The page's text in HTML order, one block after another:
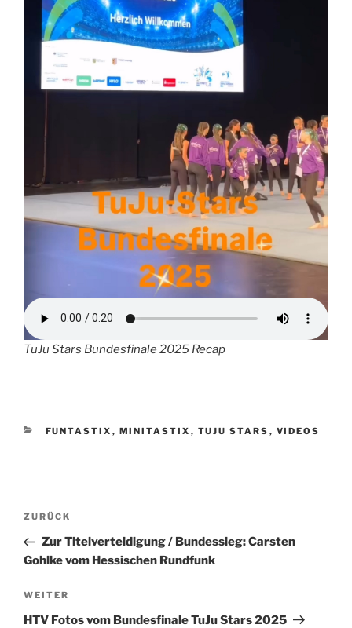
TuJu Stars Bundesfinale 2025 Recap
KATEGORIEN
FUNTASTIX , MINITASTIX , TUJU STARS , VIDEOS
Beitragsnavigation
Vorheriger
Beitrag
ZURÜCK
Zur Titelverteidigung / Bundessieg: Carsten
Gohlke vom Hessischen Rundfunk
Nächster
Beitrag
WEITER
HTV Fotos vom Bundesfinale TuJu Stars 2025